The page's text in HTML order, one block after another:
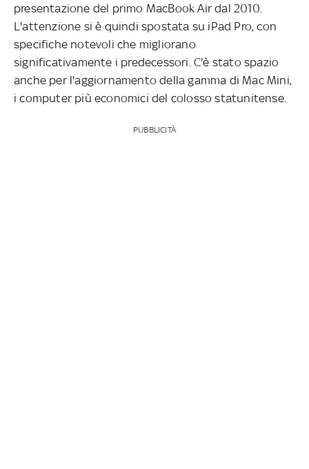
presentazione del primo MacBook Air dal 2010.
L'attenzione si è quindi spostata su iPad Pro, con
specifiche notevoli che migliorano
significativamente i predecessori. C'è stato spazio
anche per l'aggiornamento della gamma di Mac Mini,
i computer più economici del colosso statunitense.
PUBBLICITÀ